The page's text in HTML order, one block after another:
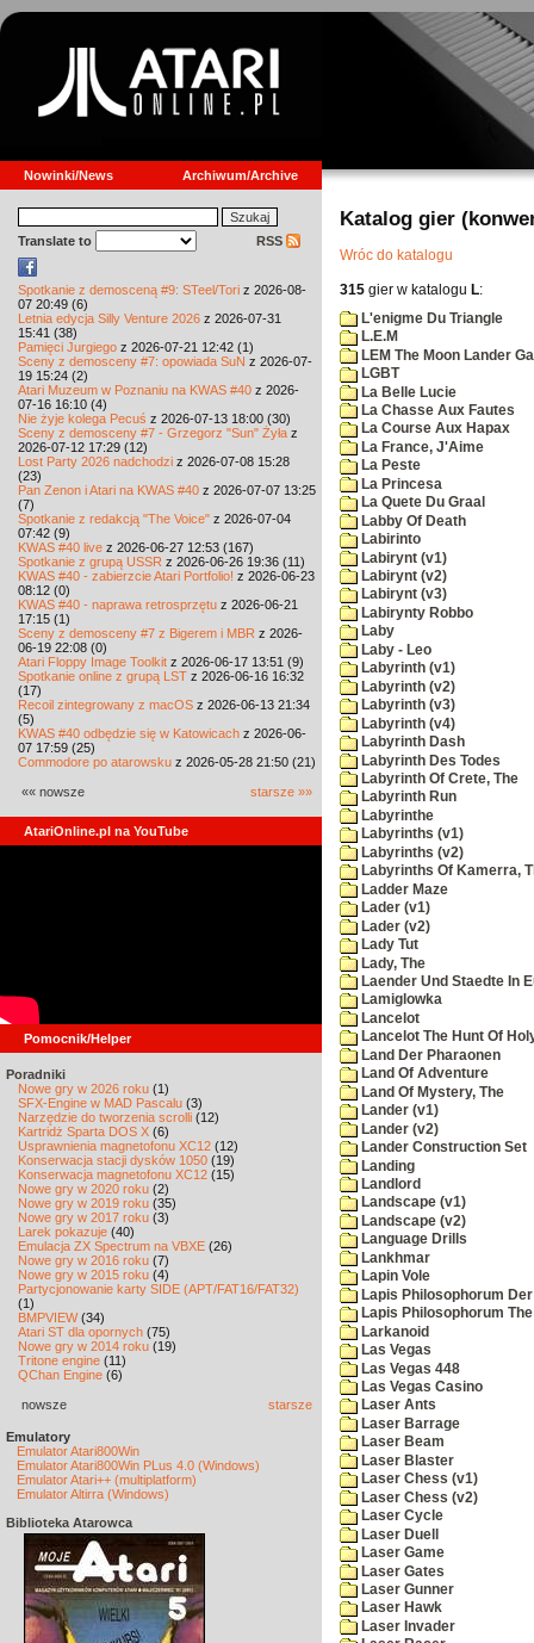
Nowinki/News Archiwum/Archive
Translate to RSS
Spotkanie z demosceną #9: STeel/Tori z 2026-08-
07 20:49 (6)
Letnia edycja Silly Venture 2026 z 2026-07-31
15:41 (38)
Pamięci Jurgiego z 2026-07-21 12:42 (1)
Sceny z demosceny #7: opowiada SuN z 2026-07-
19 15:24 (2)
Atari Muzeum w Poznaniu na KWAS #40 z 2026-
07-16 16:10 (4)
Nie żyje kolega Pecuś z 2026-07-13 18:00 (30)
Sceny z demosceny #7 - Grzegorz "Sun" Żyła z
2026-07-12 17:29 (12)
Lost Party 2026 nadchodzi z 2026-07-08 15:28
(23)
Pan Zenon i Atari na KWAS #40 z 2026-07-07 13:25
(7)
Spotkanie z redakcją "The Voice" z 2026-07-04
07:42 (9)
KWAS #40 live z 2026-06-27 12:53 (167)
Spotkanie z grupą USSR z 2026-06-26 19:36 (11)
KWAS #40 - zabierzcie Atari Portfolio! z 2026-06-23
08:12 (0)
KWAS #40 - naprawa retrosprzętu z 2026-06-21
17:15 (1)
Sceny z demosceny #7 z Bigerem i MBR z 2026-
06-19 22:08 (0)
Atari Floppy Image Toolkit z 2026-06-17 13:51 (9)
Spotkanie online z grupą LST z 2026-06-16 16:32
(17)
Recoil zintegrowany z macOS z 2026-06-13 21:34
(5)
KWAS #40 odbędzie się w Katowicach z 2026-06-
07 17:59 (25)
Commodore po atarowsku z 2026-05-28 21:50 (21)
«« nowsze starsze »»
AtariOnline.pl na YouTube
Pomocnik/Helper
Poradniki
Nowe gry w 2026 roku (1)
SFX-Engine w MAD Pascalu (3)
Narzędzie do tworzenia scrolli (12)
Kartridż Sparta DOS X (6)
Usprawnienia magnetofonu XC12 (12)
Konserwacja stacji dysków 1050 (19)
Konserwacja magnetofonu XC12 (15)
Nowe gry w 2020 roku (2)
Nowe gry w 2019 roku (35)
Nowe gry w 2017 roku (3)
Larek pokazuje (40)
Emulacja ZX Spectrum na VBXE (26)
Nowe gry w 2016 roku (7)
Nowe gry w 2015 roku (4)
Partycjonowanie karty SIDE (APT/FAT16/FAT32)
(1)
BMPVIEW(34)
Atari ST dla opornych (75)
Nowe gry w 2014 roku (19)
Tritone engine (11)
QChan Engine (6)
nowsze starsze
Emulatory
Emulator Atari800Win
Emulator Atari800Win PLus 4.0 (Windows)
Emulator Atari++ (multiplatform)
Emulator Altirra (Windows)
Biblioteka Atarowca
Katalog gier
Wróc do katalogu
315 gier w katalogu L:
L'enigme Du Triangle
L.E.M
LEM The Moon Lander
LGBT
La Belle Lucie
La Chasse Aux Fautes
La Course Aux Hapax
La France, J'Aime
La Peste
La Princesa
La Quete Du Graal
Labby Of Death
Labirinto
Labirynt (v1)
Labirynt (v2)
Labirynt (v3)
Labirynty Robbo
Laby
Laby - Leo
Labyrinth (v1)
Labyrinth (v2)
Labyrinth (v3)
Labyrinth (v4)
Labyrinth Dash
Labyrinth Des Todes
Labyrinth Of Crete, The
Labyrinth Run
Labyrinthe
Labyrinths (v1)
Labyrinths (v2)
Labyrinths Of Kamerra,
Ladder Maze
Lader (v1)
Lader (v2)
Lady Tut
Lady, The
Laender Und Staedte In
Lamiglowka
Lancelot
Lancelot The Hunt Of
Land Der Pharaonen
Land Of Adventure
Land Of Mystery, The
Lander (v1)
Lander (v2)
Lander Construction Set
Landing
Landlord
Landscape (v1)
Landscape (v2)
Language Drills
Lankhmar
Lapin Vole
Lapis Philosophorum
Lapis Philosophorum
Larkanoid
Las Vegas
Las Vegas 448
Las Vegas Casino
Laser Ants
Laser Barrage
Laser Beam
Laser Blaster
Laser Chess (v1)
Laser Chess (v2)
Laser Cycle
Laser Duell
Laser Game
Laser Gates
Laser Gunner
Laser Hawk
Laser Invader